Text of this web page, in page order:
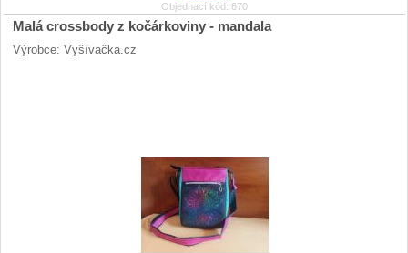
Objednací kód: 670
Malá crossbody z kočárkoviny - mandala
Výrobce: Vyšívačka.cz